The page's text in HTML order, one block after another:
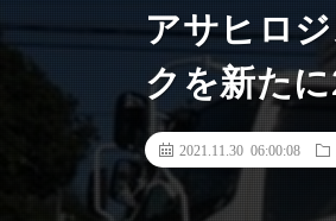
アサヒロ
クを新た
2021.11.30 06:00:08